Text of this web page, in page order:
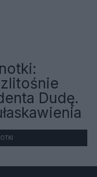
Dudę.